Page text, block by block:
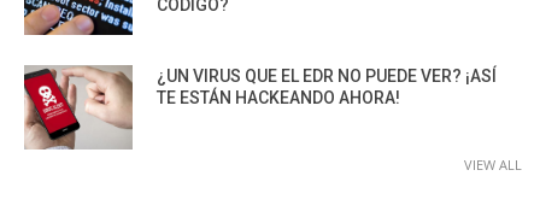
CÓDIGO?
¿UN VIRUS QUE EL EDR NO PUEDE VER? ¡ASÍ
TE ESTÁN HACKEANDO AHORA!
VIEW ALL